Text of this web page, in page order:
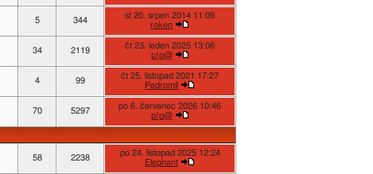
5 344
st 20. srpen 2014 11:09
roken
34 2119
čt 23. leden 2025 13:06
p!p@
4 99
čt 25. listopad 2021 17:27
Pedromil
70 5297
po 6. červenec 2026 10:46
p!p@
58 2238
po 24. listopad 2025 12:24
Elephant